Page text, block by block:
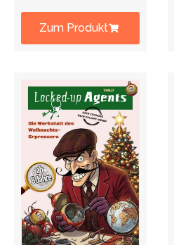
Zum Produkt